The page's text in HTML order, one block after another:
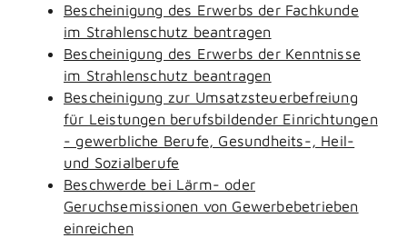
Bescheinigung des Erwerbs der Fachkunde
im Strahlenschutz beantragen
Bescheinigung des Erwerbs der Kenntnisse
im Strahlenschutz beantragen
Bescheinigung zur Umsatzsteuerbefreiung
für Leistungen berufsbildender Einrichtungen
- gewerbliche Berufe, Gesundheits-, Heil-
und Sozialberufe
Beschwerde bei Lärm- oder
Geruchsemissionen von Gewerbebetrieben
einreichen